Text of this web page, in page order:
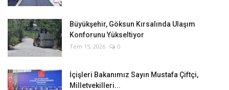
Büyükşehir, Göksun Kırsalında Ulaşım
Konforunu Yükseltiyor
Tem 15, 2026 0
İçişleri Bakanımız Sayın Mustafa Çiftçi,
Milletvekilleri...